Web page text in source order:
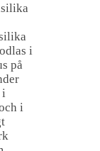
i
på
i